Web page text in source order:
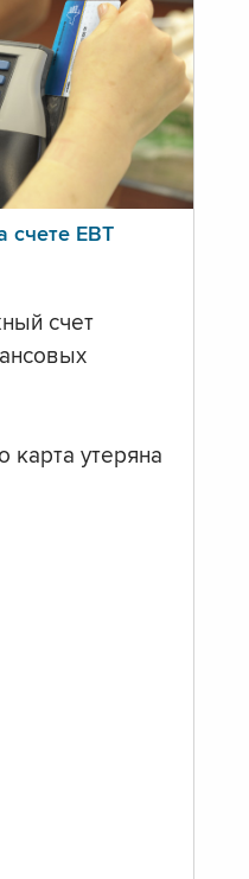
счете ЕВТ
счет
карта утеряна